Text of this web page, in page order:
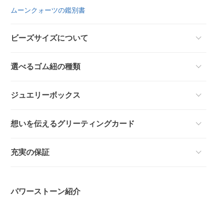
ムーンクォーツの鑑別書
ビーズサイズについて
選べるゴム紐の種類
ジュエリーボックス
想いを伝えるグリーティングカード
充実の保証
パワーストーン紹介